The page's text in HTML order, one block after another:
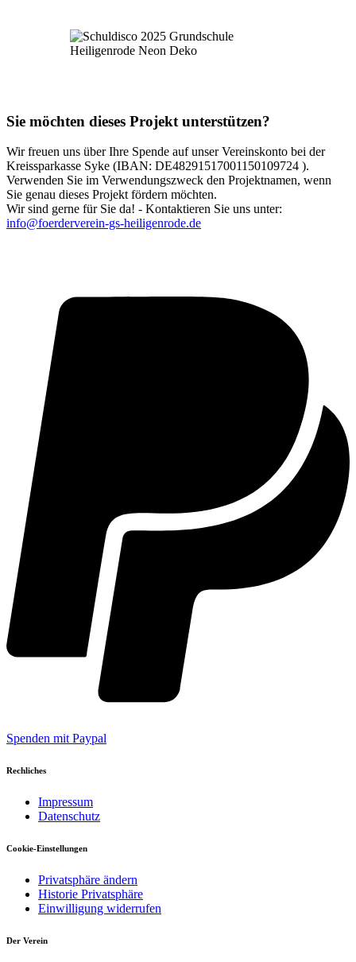
Sie möchten dieses Projekt unterstützen?
Wir freuen uns über Ihre Spende auf unser Vereinskonto bei der
Kreissparkasse Syke (IBAN: DE48291517001150109724 ).
Verwenden Sie im Verwendungszweck den Projektnamen, wenn
Sie genau dieses Projekt fördern möchten.
Wir sind gerne für Sie da! - Kontaktieren Sie uns unter:
info@foerderverein-gs-heiligenrode.de
Spenden mit Paypal
Rechliches
Impressum
Datenschutz
Cookie-Einstellungen
Privatsphäre ändern
Historie Privatsphäre
Einwilligung widerrufen
Der Verein